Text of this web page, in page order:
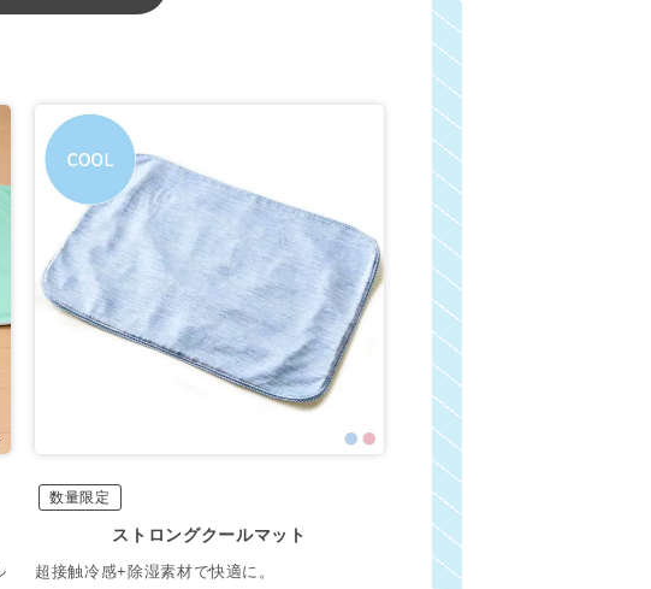
数量限定
ストロングクールマット
超接触冷感+除湿素材で快適に。